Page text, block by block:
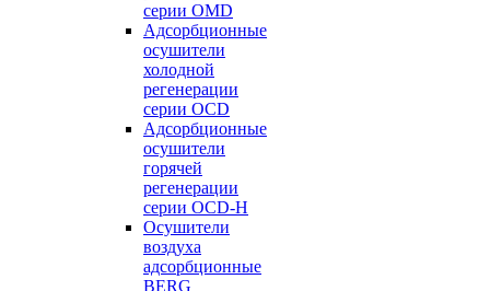
серии OMD
Адсорбционные
осушители
холодной
регенерации
серии OCD
Адсорбционные
осушители
горячей
регенерации
серии OСD-H
Осушители
воздуха
адсорбционные
BERG